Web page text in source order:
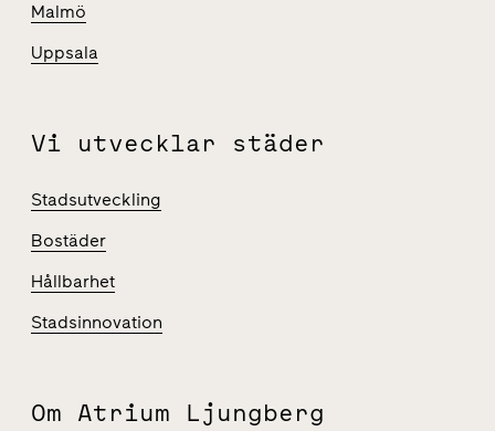
Malmö
Uppsala
Vi utvecklar städer
Stadsutveckling
Bostäder
Hållbarhet
Stadsinnovation
Om Atrium Ljungberg